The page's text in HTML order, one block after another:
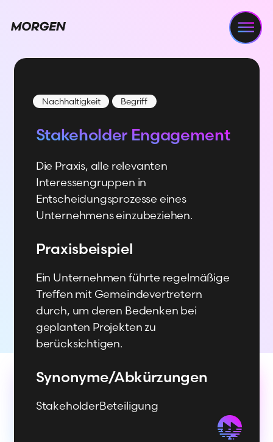
Nachhaltigkeit Begriff
Stakeholder Engagement
Die Praxis, alle relevanten
Interessengruppen in
Entscheidungsprozesse eines
Unternehmens einzubeziehen.
Praxisbeispiel
Ein Unternehmen führte regelmäßige
Treffen mit Gemeindevertretern
durch, um deren Bedenken bei
geplanten Projekten zu
berücksichtigen.
Synonyme/­Abkürzungen
StakeholderBeteiligung